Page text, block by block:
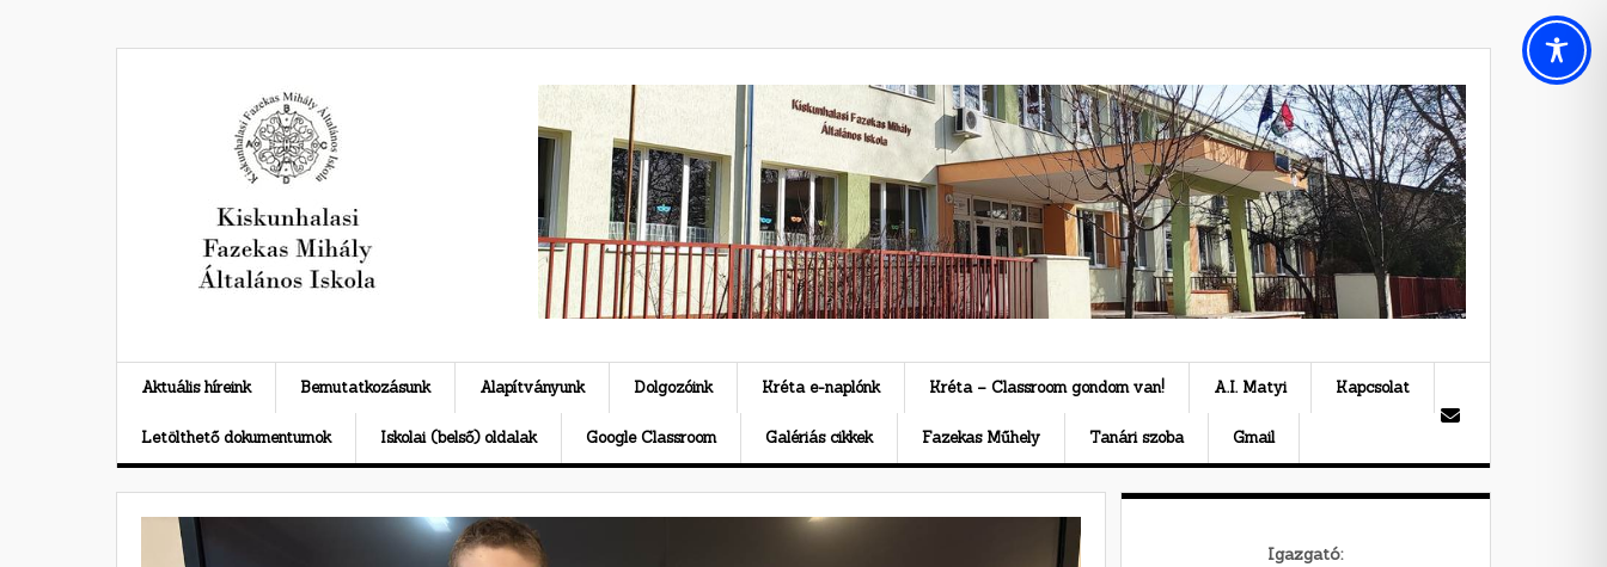
Aktuális híreink Bemutatkozásunk Alapítványunk Dolgozóink Kréta e-naplónk Kréta – Classroom gondom van! A.I. Matyi Kapcsolat
Letölthető dokumentumok Iskolai (belső) oldalak Google Classroom Galériás cikkek Fazekas Műhely Tanári szoba Gmail
Igazgató: